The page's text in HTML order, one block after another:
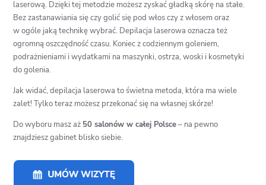
laserową. Dzięki tej metodzie możesz zyskać gładką skórę na stałe.
Bez zastanawiania się czy golić się pod włos czy z włosem oraz
w ogóle jaką technikę wybrać. Depilacja laserowa oznacza też
ogromną oszczędność czasu. Koniec z codziennym goleniem,
podrażnieniami i wydatkami na maszynki, ostrza, woski i kosmetyki
do golenia.
Jak widać, depilacja laserowa to świetna metoda, która ma wiele
zalet! Tylko teraz możesz przekonać się na własnej skórze!
Do wyboru masz aż 50 salonów w całej Polsce– na pewno
znajdziesz gabinet blisko siebie.